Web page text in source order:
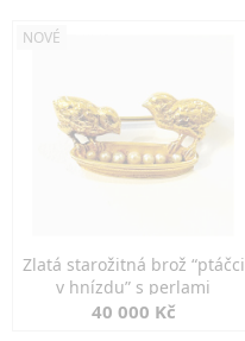
NOVÉ
Zlatá starožitná brož “ptáčci
v hnízdu” s perlami
40 000 Kč